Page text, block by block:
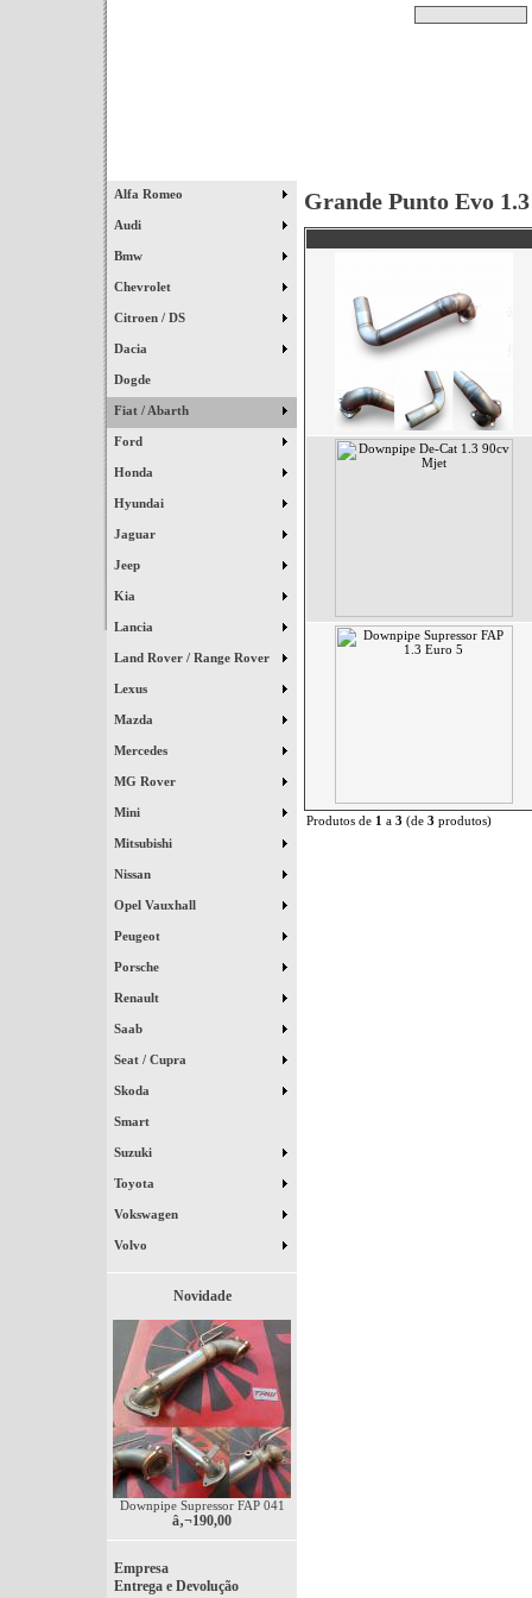
Alfa Romeo
Audi
Bmw
Chevrolet
Citroen / DS
Dacia
Dogde
Fiat / Abarth
Ford
Honda
Hyundai
Jaguar
Jeep
Kia
Lancia
Land Rover / Range Rover
Lexus
Mazda
Mercedes
MG Rover
Mini
Mitsubishi
Nissan
Opel Vauxhall
Peugeot
Porsche
Renault
Saab
Seat / Cupra
Skoda
Smart
Suzuki
Toyota
Vokswagen
Volvo
Novidade
Downpipe Supressor FAP 041
â‚¬190,00
Empresa
Entrega e Devolução
Grande Punto Evo
Produtos de 1 a 3 (de 3 produtos)